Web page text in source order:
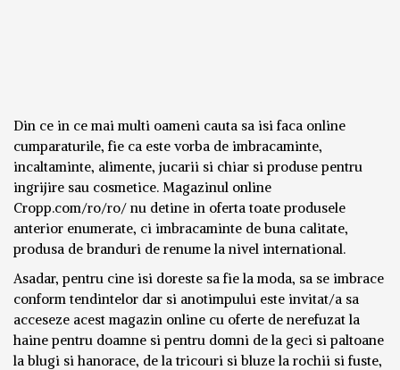
Din ce in ce mai multi oameni cauta sa isi faca online
cumparaturile, fie ca este vorba de imbracaminte,
incaltaminte, alimente, jucarii si chiar si produse pentru
ingrijire sau cosmetice. Magazinul online
Cropp.com/ro/ro/ nu detine in oferta toate produsele
anterior enumerate, ci imbracaminte de buna calitate,
produsa de branduri de renume la nivel international.
Asadar, pentru cine isi doreste sa fie la moda, sa se imbrace
conform tendintelor dar si anotimpului este invitat/a sa
acceseze acest magazin online cu oferte de nerefuzat la
haine pentru doamne si pentru domni de la geci si paltoane
la blugi si hanorace, de la tricouri si bluze la rochii si fuste,